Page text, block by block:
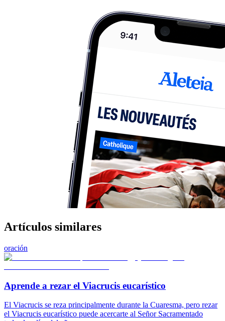
Artículos similares
oración
Aprende a rezar el Viacrucis eucarístico
El Viacrucis se reza principalmente durante la Cuaresma, pero rezar
el Viacrucis eucarístico puede acercarte al Señor Sacramentado